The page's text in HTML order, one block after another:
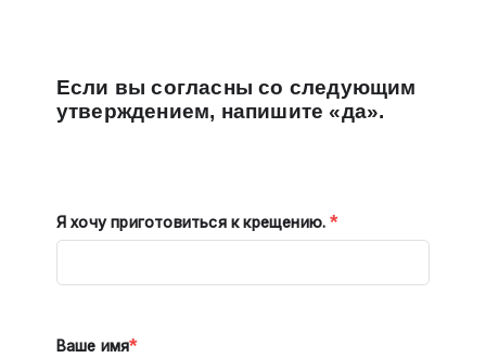
Если вы согласны со следующим
утверждением, напишите «да».
Я хочу приготовиться к крещению.*
Ваше имя*